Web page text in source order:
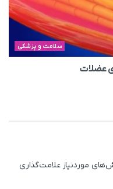
سلامت و پزشکی
عضلات
موردنیاز علامت‌گذاری